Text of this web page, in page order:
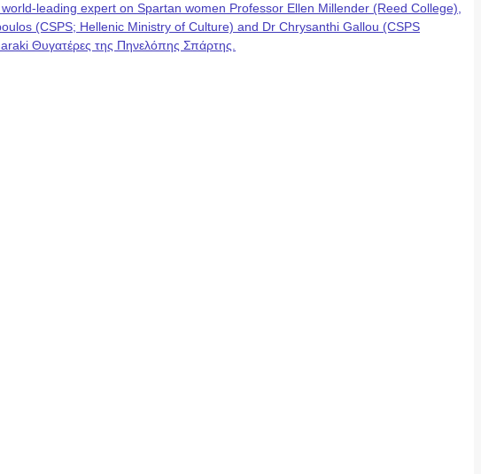
leading expert on Spartan women Professor Ellen Millender (Reed College),
(CSPS; Hellenic Ministry of Culture) and Dr Chrysanthi Gallou (CSPS
Θυγατέρες της Πηνελόπης Σπάρτης.